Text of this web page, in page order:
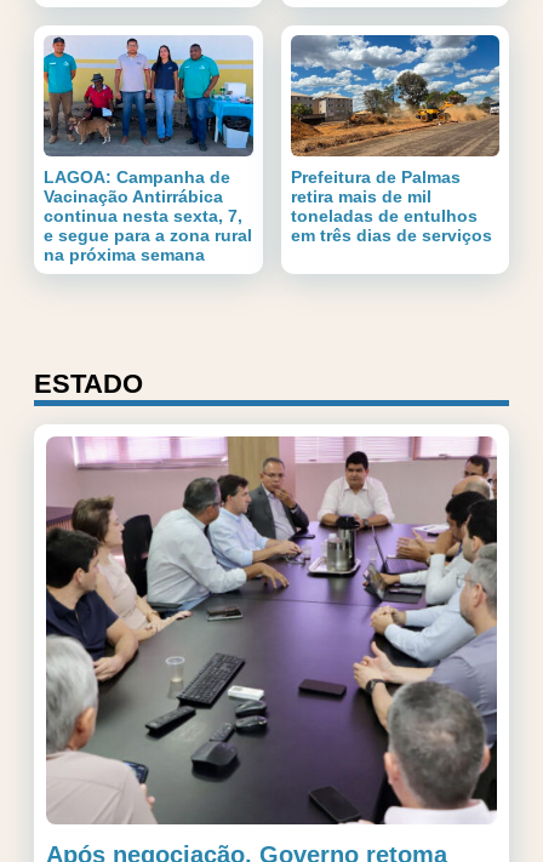
LAGOA: Campanha de
Vacinação Antirrábica
continua nesta sexta, 7,
e segue para a zona rural
na próxima semana
Prefeitura de Palmas
retira mais de mil
toneladas de entulhos
em três dias de serviços
ESTADO
Após negociação, Governo retoma